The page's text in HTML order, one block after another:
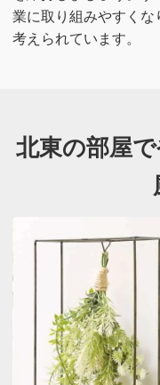
業に取り組みやすくな
考えられています。
北東の部屋